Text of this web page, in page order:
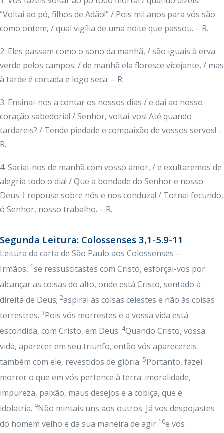
“Voltai ao pó, filhos de Adão!” / Pois mil anos para vós são
como ontem, / qual vigília de uma noite que passou. – R.
2. Eles passam como o sono da manhã, / são iguais à erva
verde pelos campos: / de manhã ela floresce vicejante, / mas
à tarde é cortada e logo seca. – R.
3. Ensinai-nos a contar os nossos dias / e dai ao nosso
coração sabedoria! / Senhor, voltai-vos! Até quando
tardareis? / Tende piedade e compaixão de vossos servos! –
R.
4. Saciai-nos de manhã com vosso amor, / e exultaremos de
alegria todo o dia! / Que a bondade do Senhor e nosso
Deus † repouse sobre nós e nos conduza! / Tornai fecundo,
ó Senhor, nosso trabalho. – R.
Segunda Leitura: Colossenses 3,1-5.9-11
Leitura da carta de São Paulo aos Colossenses –
Irmãos, 1se ressuscitastes com Cristo, esforçai-vos por
alcançar as coisas do alto, onde está Cristo, sentado à
direita de Deus; 2aspirai às coisas celestes e não às coisas
terrestres. 3Pois vós morrestes e a vossa vida está
escondida, com Cristo, em Deus. 4Quando Cristo, vossa
vida, aparecer em seu triunfo, então vós aparecereis
também com ele, revestidos de glória. 5Portanto, fazei
morrer o que em vós pertence à terra: imoralidade,
impureza, paixão, maus desejos e a cobiça, que é
idolatria. 9Não mintais uns aos outros. Já vos despojastes
do homem velho e da sua maneira de agir 10e vos